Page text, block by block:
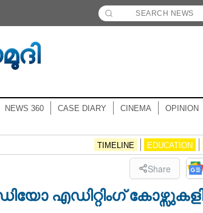
NEWS 360 CASE DIARY CINEMA OPINION
TIMELINE EDUCATION
Share
എഡിറ്റിംഗ്